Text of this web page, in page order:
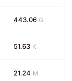
443.06 G
51.63 K
21.24 M